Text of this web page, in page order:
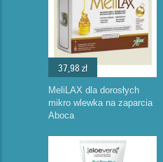
37,98 zł
MeliLAX dla dorosłych
mikro wlewka na zaparcia
Aboca